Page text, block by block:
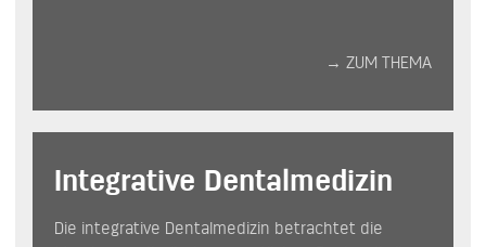
→ ZUM THEMA
Integrative Dentalmedizin
Die integrative Dentalmedizin betrachtet die